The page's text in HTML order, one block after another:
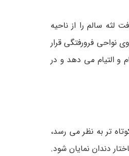
سالم را از ناحیه
نواحی فرورفتگی قرار
و التیام می دهد و در
تر به نظر می‌ رسد،
دندان نمایان شود.